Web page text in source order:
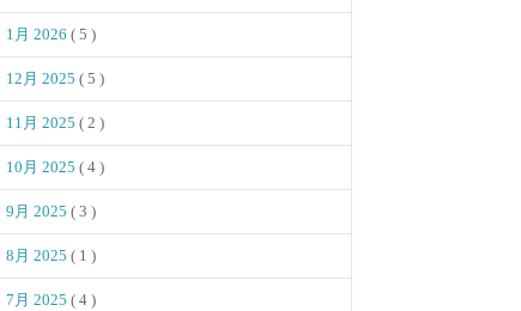
1月 2026 ( 5 )
12月 2025 ( 5 )
11月 2025 ( 2 )
10月 2025 ( 4 )
9月 2025 ( 3 )
8月 2025 ( 1 )
7月 2025 ( 4 )